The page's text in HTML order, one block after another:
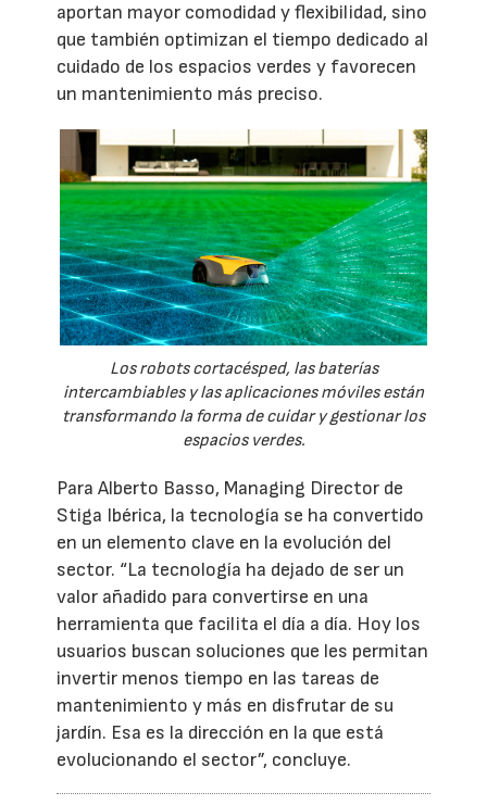
aportan mayor comodidad y flexibilidad, sino
que también optimizan el tiempo dedicado al
cuidado de los espacios verdes y favorecen
un mantenimiento más preciso.
Los robots cortacésped, las baterías
intercambiables y las aplicaciones móviles están
transformando la forma de cuidar y gestionar los
espacios verdes.
Para Alberto Basso, Managing Director de
Stiga Ibérica, la tecnología se ha convertido
en un elemento clave en la evolución del
sector. “La tecnología ha dejado de ser un
valor añadido para convertirse en una
herramienta que facilita el día a día. Hoy los
usuarios buscan soluciones que les permitan
invertir menos tiempo en las tareas de
mantenimiento y más en disfrutar de su
jardín. Esa es la dirección en la que está
evolucionando el sector”, concluye.